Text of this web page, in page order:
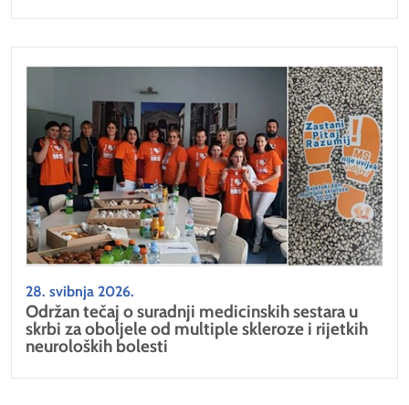
28. svibnja 2026.
Održan tečaj o suradnji medicinskih sestara u
skrbi za oboljele od multiple skleroze i rijetkih
neuroloških bolesti